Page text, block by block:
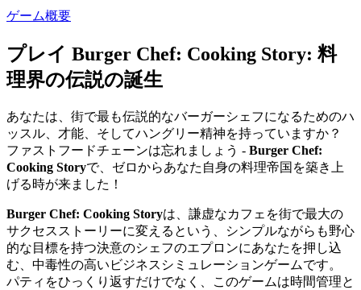
ゲーム概要
プレイ Burger Chef: Cooking Story: 料
理界の伝説の誕生
あなたは、街で最も伝説的なバーガーシェフになるためのハ
ッスル、才能、そしてハングリー精神を持っていますか？
ファストフードチェーンは忘れましょう - Burger Chef:
Cooking Storyで、ゼロからあなた自身の料理帝国を築き上
げる時が来ました！
Burger Chef: Cooking Storyは、謙虚なカフェを街で最大の
サクセスストーリーに変えるという、シンプルながらも野心
的な目標を持つ決意のシェフのエプロンにあなたを押し込
む、中毒性の高いビジネスシミュレーションゲームです。
パティをひっくり返すだけでなく、このゲームは時間管理と